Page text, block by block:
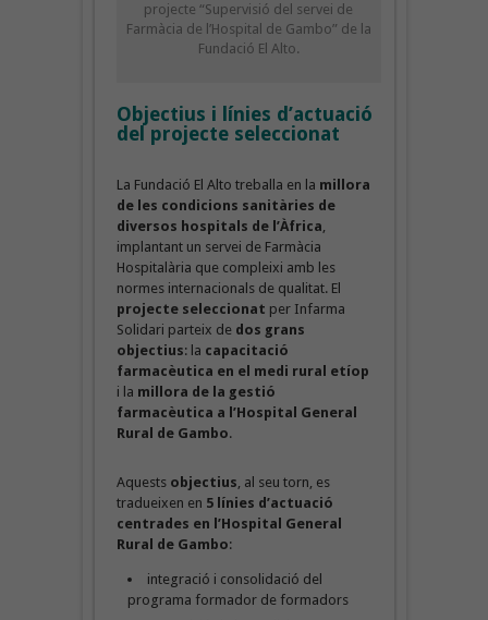
projecte “Supervisió del servei de
Farmàcia de l’Hospital de Gambo” de la
Fundació El Alto.
Objectius i línies d’actuació
del projecte seleccionat
La Fundació El Alto treballa en la millora
de les condicions sanitàries de
diversos hospitals de l’Àfrica,
implantant un servei de Farmàcia
Hospitalària que compleixi amb les
normes internacionals de qualitat. El
projecte seleccionat per Infarma
Solidari parteix de dos grans
objectius: la capacitació
farmacèutica en el medi rural etíop
i la millora de la gestió
farmacèutica a l’Hospital General
Rural de Gambo.
Aquests objectius, al seu torn, es
tradueixen en 5 línies d’actuació
centrades en l’Hospital General
Rural de Gambo:
integració i consolidació del
programa formador de formadors